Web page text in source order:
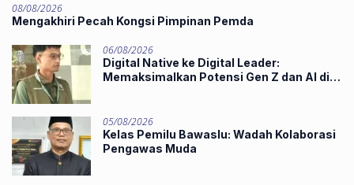
08/08/2026
Mengakhiri Pecah Kongsi Pimpinan Pemda
06/08/2026
Digital Native ke Digital Leader:
Memaksimalkan Potensi Gen Z dan AI di
05/08/2026
Kelas Pemilu Bawaslu: Wadah Kolaborasi
Pengawas Muda